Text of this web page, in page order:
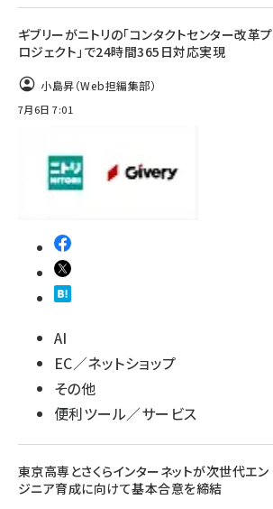
ギブリーがニトリの「コンタクトセンター改革プ
ロジェクト」で24時間365日対応実現
小島昇（Web担編集部）
7月6日 7:01
AI
EC／ネットショップ
その他
便利ツール／サービス
東京高専とさくらインターネットが次世代エン
ジニア育成に向けて基本合意を締結